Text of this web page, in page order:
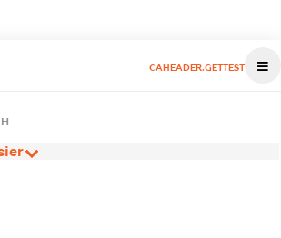
CAHEADER.GETTEST